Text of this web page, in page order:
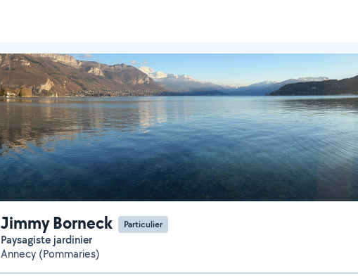
Jimmy Borneck Particulier
Paysagiste jardinier
Annecy (Pommaries)